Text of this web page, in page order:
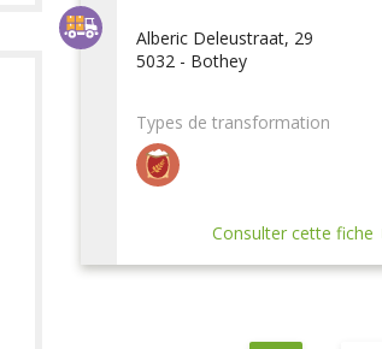
Alberic Deleustraat, 29
5032 - Bothey
Types de transformation
Consulter cette fiche